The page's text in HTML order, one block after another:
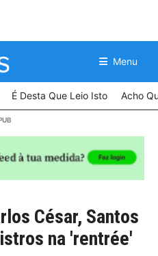
Menu
É Desta Que Leio Isto Acho
César, Santos
na 'rentrée'